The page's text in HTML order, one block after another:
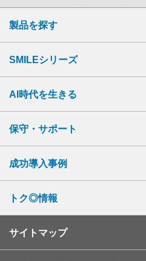
製品を探す
SMILEシリーズ
AI時代を生きる
保守・サポート
成功導入事例
トク◎情報
サイトマップ